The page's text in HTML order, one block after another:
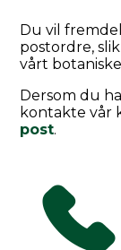
Du vil
postordre,
vårt
Dersom du
kontakte vår
post.